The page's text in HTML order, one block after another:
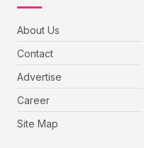
About Us
Contact
Advertise
Career
Site Map